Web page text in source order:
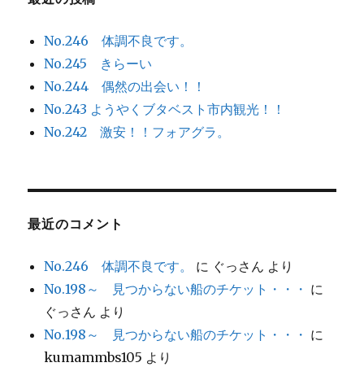
No.246 体調不良です。
No.245 きらーい
No.244 偶然の出会い！！
No.243 ようやくブタベスト市内観光！！
No.242 激安！！フォアグラ。
最近のコメント
No.246 体調不良です。 に ぐっさん より
No.198～ 見つからない船のチケット・・・ に
ぐっさん より
No.198～ 見つからない船のチケット・・・ に
kumammbs105 より